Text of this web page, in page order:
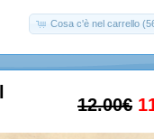
Cosa c'è nel carrello
12.00€